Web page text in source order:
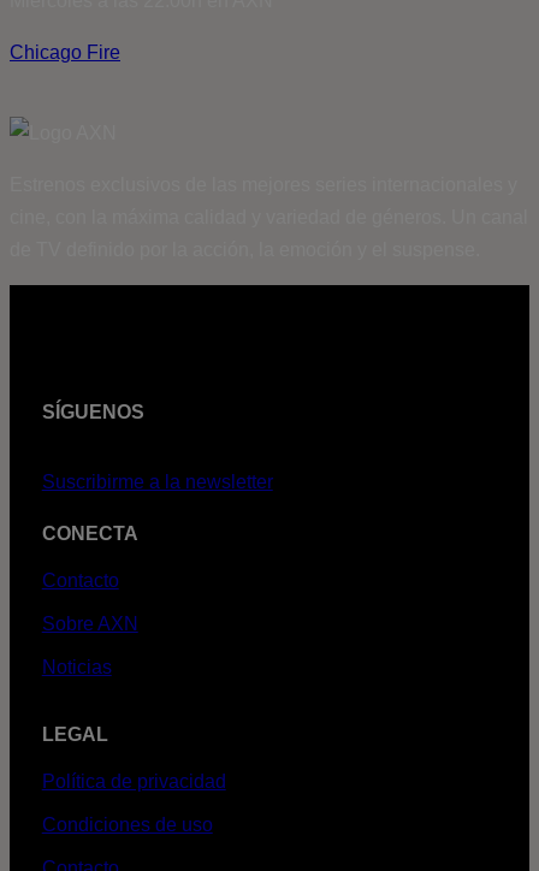
Chicago Fire
SÍGUENOS
Suscribirme a la newsletter
CONECTA
Contacto
Sobre AXN
Noticias
LEGAL
Política de privacidad
Condiciones de uso